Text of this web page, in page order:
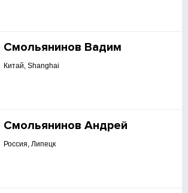
Смольянинов Вадим
Китай, Shanghai
Смольянинов Андрей
Россия, Липецк